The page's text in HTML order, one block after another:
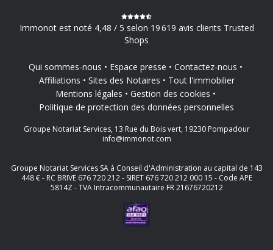
Immonot est noté 4,48 / 5 selon 19 619 avis clients Trusted
Shops
Qui sommes-nous Espace presse
Contactez-nous
Affiliations
Sites des Notaires
Tout l'immobilier
Mentions légales
Gestion des cookies
Politique de protection des données personnelles
Groupe Notariat Services, 13 Rue du Bois vert, 19230 Pompadour
info@immonot.com
Groupe Notariat Services SA à Conseil d'Administration au capital de 143
448 € - RC BRIVE 676 720 212 - SIRET 676 720 212 000 15 - Code APE
5814Z - TVA Intracommunautaire FR 21676720212